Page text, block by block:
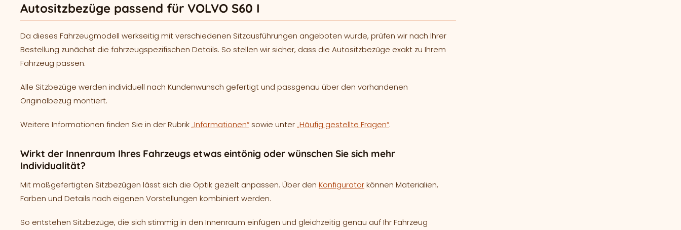
Autositzbezüge passend für VOLVO S60 I
Da dieses Fahrzeugmodell werkseitig mit verschiedenen Sitzausführungen angeboten wurde, prüfen wir nach Ihrer
Bestellung zunächst die fahrzeugspezifischen Details. So stellen wir sicher, dass die Autositzbezüge exakt zu Ihrem
Fahrzeug passen.
Alle Sitzbezüge werden individuell nach Kundenwunsch gefertigt und passgenau über den vorhandenen
Originalbezug montiert.
Weitere Informationen finden Sie in der Rubrik„Informationen“ sowie unter„Häufig gestellte Fragen“.
Wirkt der Innenraum Ihres Fahrzeugs etwas eintönig oder wünschen Sie sich mehr
Individualität?
Mit maßgefertigten Sitzbezügen lässt sich die Optik gezielt anpassen. Über den Konfiguratorkönnen Materialien,
Farben und Details nach eigenen Vorstellungen kombiniert werden.
So entstehen Sitzbezüge, die sich stimmig in den Innenraum einfügen und gleichzeitig genau auf Ihr Fahrzeug